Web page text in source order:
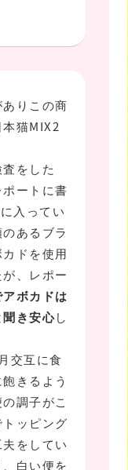
りこの商
猫MIX2
をした
ートに書
入ってい
あるブラ
ドを使用
、レポー
ボカドは
き安心し
交互に食
きるよう
調子がこ
ッピング
をしてい
白い便を